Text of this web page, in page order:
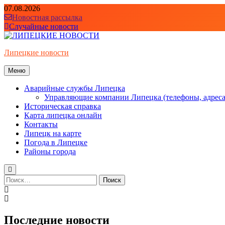
Перейти
к
содержимому
07.08.2026
Новостная рассылка
Случайные новости
Липецкие новости
Меню
Аварийные службы Липецка
Управляющие компании Липецка (телефоны,
Историческая справка
Карта липецка онлайн
Контакты
Липецк на карте
Погода в Липецке
Районы города
Найти:
Последние новости